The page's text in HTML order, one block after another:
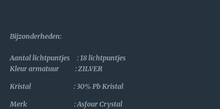
Bijzonderheden:
Aantal lichtpuntjes : 18 lichtpuntjes
Kleur armatuur : ZILVER
Kristal : 30% Pb Kristal
Merk : Asfour Crystal